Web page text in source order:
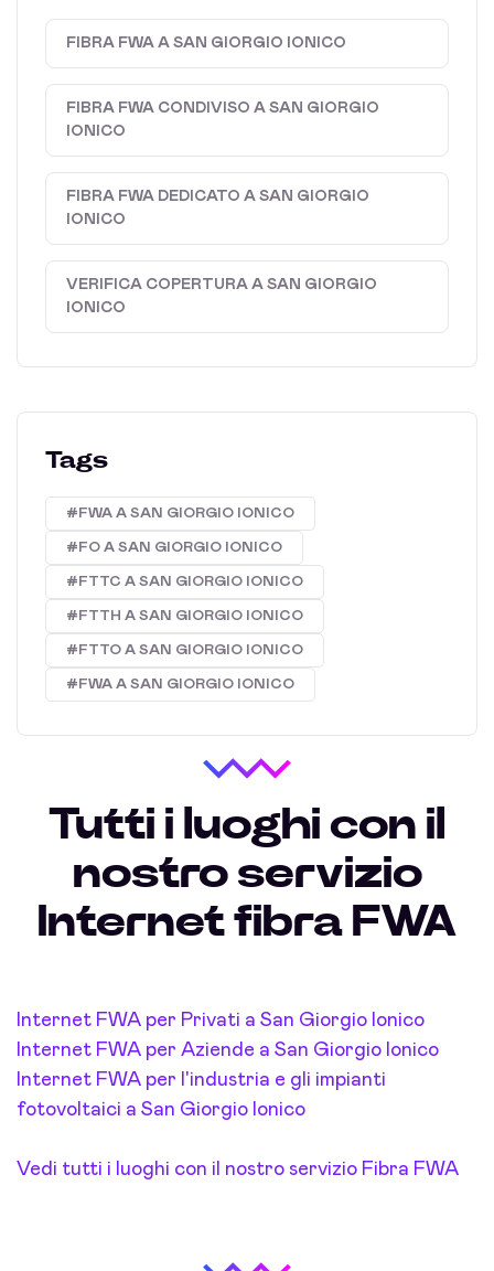
FIBRA FWA A SAN GIORGIO IONICO
FIBRA FWA CONDIVISO A SAN GIORGIO
IONICO
FIBRA FWA DEDICATO A SAN GIORGIO
IONICO
VERIFICA COPERTURA A SAN GIORGIO
IONICO
Tags
#FWA A SAN GIORGIO IONICO
#FO A SAN GIORGIO IONICO
#FTTC A SAN GIORGIO IONICO
#FTTH A SAN GIORGIO IONICO
#FTTO A SAN GIORGIO IONICO
#FWA A SAN GIORGIO IONICO
Tutti i luoghi con il
nostro servizio
Internet fibra FWA
Internet FWA per Privati a San Giorgio Ionico
Internet FWA per Aziende a San Giorgio Ionico
Internet FWA per l'industria e gli impianti
fotovoltaici a San Giorgio Ionico
Vedi tutti i luoghi con il nostro servizio Fibra FWA